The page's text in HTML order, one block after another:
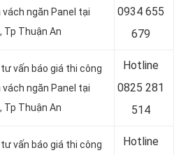
vách ngăn Panel tại
, Tp Thuận An
0934 655
679
vấn báo giá thi công
vách ngăn Panel tại
, Tp Thuận An
Hotline
0825 281
514
vấn báo giá thi công
Hotline